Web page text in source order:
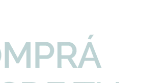
Oxido Rectangular